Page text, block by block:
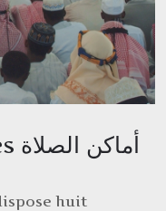
Les Lieux des Prières أماكن الصلاة
huit